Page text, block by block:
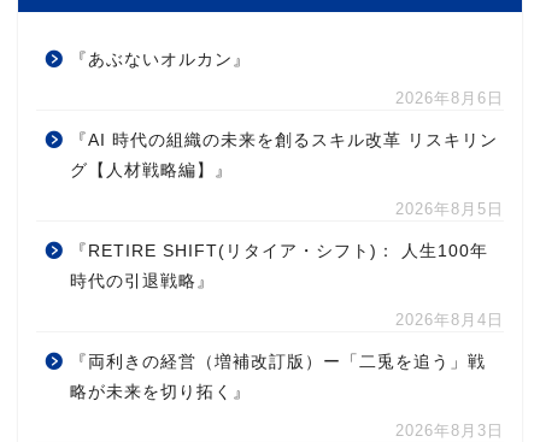
『あぶないオルカン』
2026年8月6日
『AI 時代の組織の未来を創るスキル改革 リスキリン
グ【人材戦略編】』
2026年8月5日
『RETIRE SHIFT(リタイア・シフト)： 人生100年
時代の引退戦略』
2026年8月4日
『両利きの経営（増補改訂版）ー「二兎を追う」戦
略が未来を切り拓く』
2026年8月3日